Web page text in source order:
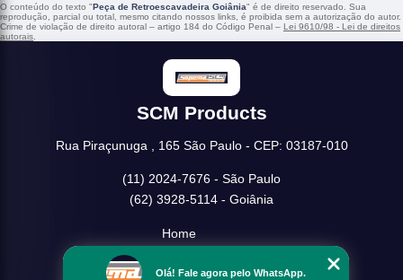
O conteúdo do texto "Peça de Retroescavadeira Goiânia" é de direito reservado. Sua
reprodução, parcial ou total, mesmo citando nossos links, é proibida sem a autorização do autor.
Crime de violação de direito autoral – artigo 184 do Código Penal – Lei 9610/98 - Lei de direitos
autorais.
SCM Products
Rua Piraçunuga , 165 São Paulo - CEP: 03187-010
(11) 2024-7676 - São Paulo
(62) 3928-5114 - Goiânia
Home
Missão
Olá! Fale agora pelo WhatsApp.